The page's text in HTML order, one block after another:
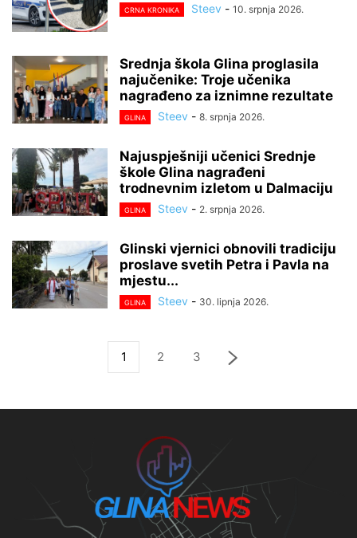
CRNA KRONIKA Steev - 10. srpnja 2026.
Srednja škola Glina proglasila
najučenike: Troje učenika
nagrađeno za iznimne rezultate
GLINA Steev - 8. srpnja 2026.
Najuspješniji učenici Srednje
škole Glina nagrađeni
trodnevnim izletom u Dalmaciju
GLINA Steev - 2. srpnja 2026.
Glinski vjernici obnovili tradiciju
proslave svetih Petra i Pavla na
mjestu...
GLINA Steev - 30. lipnja 2026.
1 2 3